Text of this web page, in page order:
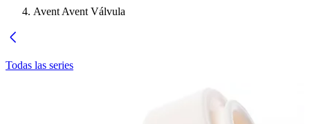
Avent Avent Válvula
Todas las series